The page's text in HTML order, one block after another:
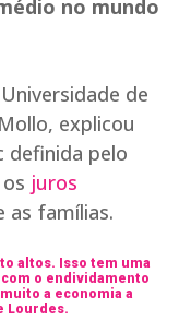
no mundo
de
explicou
definida pelo
juros
as famílias.
altos. Isso tem uma
o endividamento
a economia a
Lourdes.